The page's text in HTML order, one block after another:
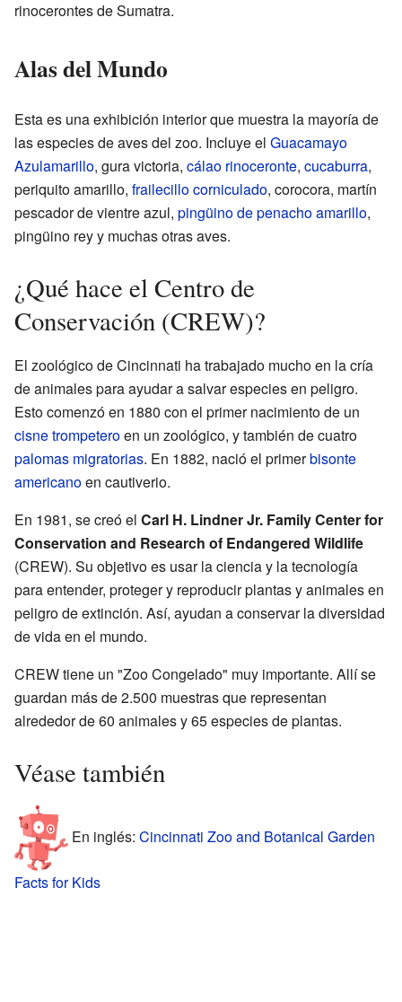
rinocerontes de Sumatra.
Alas del Mundo
Esta es una exhibición interior que muestra la mayoría de
las especies de aves del zoo. Incluye el Guacamayo
Azulamarillo, gura victoria, cálao rinoceronte, cucaburra,
periquito amarillo, frailecillo corniculado, corocora, martín
pescador de vientre azul, pingüino de penacho amarillo,
pingüino rey y muchas otras aves.
¿Qué hace el Centro de
Conservación (CREW)?
El zoológico de Cincinnati ha trabajado mucho en la cría
de animales para ayudar a salvar especies en peligro.
Esto comenzó en 1880 con el primer nacimiento de un
cisne trompeteroen un zoológico, y también de cuatro
palomas migratorias. En 1882, nació el primerbisonte
americanoen cautiverio.
En 1981, se creó el Carl H. Lindner Jr. Family Center for
Conservation and Research of Endangered Wildlife
(CREW). Su objetivo es usar la ciencia y la tecnología
para entender, proteger y reproducir plantas y animales en
peligro de extinción. Así, ayudan a conservar la diversidad
de vida en el mundo.
CREW tiene un "Zoo Congelado" muy importante. Allí se
guardan más de 2.500 muestras que representan
alrededor de 60 animales y 65 especies de plantas.
Véase también
En inglés: Cincinnati Zoo and Botanical Garden
Facts for Kids